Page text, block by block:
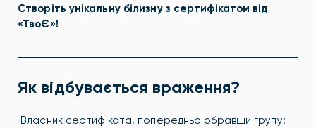
Створіть унікальну білизну з сертифікатом від
«ТвоЄ»!
Як відбувається враження?
Власник сертифіката, попередньо обравши групу: